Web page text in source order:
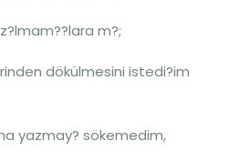
m?;
dökülmesini istedi?im
yazmay? sökemedim,